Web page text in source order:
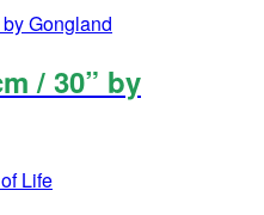
/ 30” by